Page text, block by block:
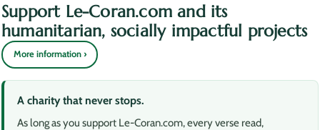
Support Le-Coran.com and its
humanitarian, socially impactful projects
More information ›
A charity that never stops.
As long as you support Le-Coran.com, every verse read,